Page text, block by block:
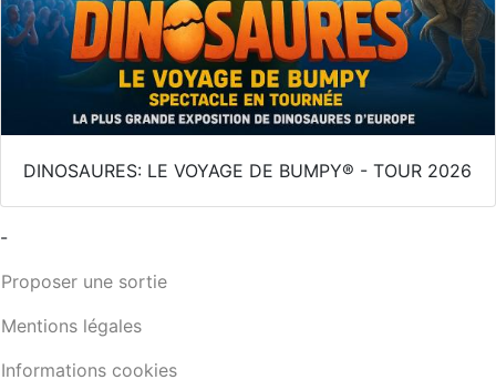
DINOSAURES: LE VOYAGE DE BUMPY® - TOUR 2026
-
Proposer une sortie
Mentions légales
Informations cookies